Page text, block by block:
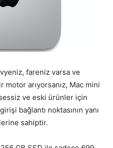
fareniz varsa ve
arıyorsanız, Mac mini
ve eski ürünler için
bağlantı noktasının yanı
sahiptir.